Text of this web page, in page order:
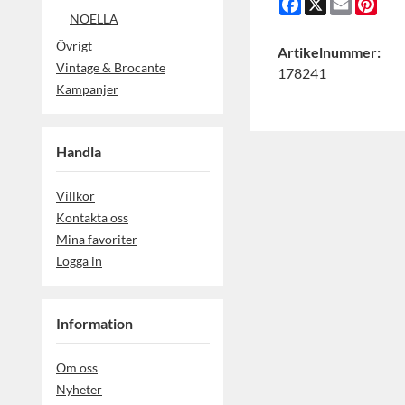
NOELLA
Övrigt
Vintage & Brocante
Kampanjer
Handla
Villkor
Kontakta oss
Mina favoriter
Logga in
Information
Om oss
Nyheter
Artikelnummer:
178241